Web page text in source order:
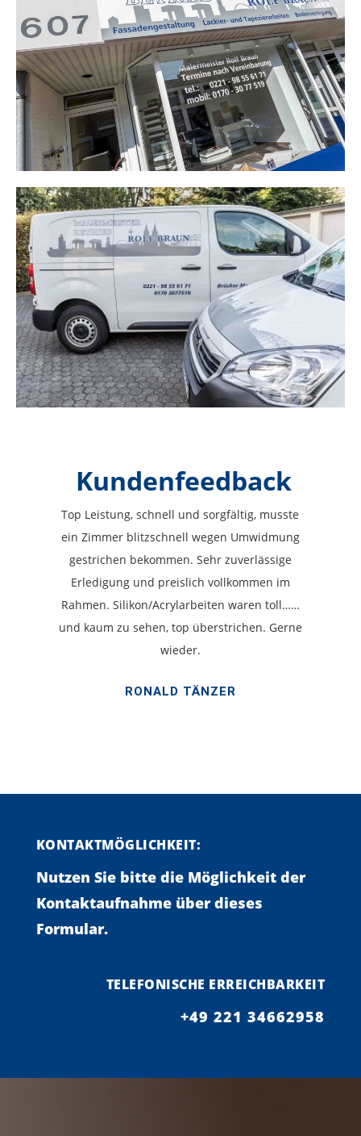
Kundenfeedback
Top Leistung, schnell und sorgfältig, musste
ein Zimmer blitzschnell wegen Umwidmung
gestrichen bekommen. Sehr zuverlässige
Erledigung und preislich vollkommen im
Rahmen. Silikon/Acrylarbeiten waren toll……
und kaum zu sehen, top überstrichen. Gerne
wieder.
RONALD TÄNZER
KONTAKTMÖGLICHKEIT:
Nutzen Sie bitte die Möglichkeit der
Kontaktaufnahme über dieses
Formular.
TELEFONISCHE ERREICHBARKEIT
+49 221 34662958